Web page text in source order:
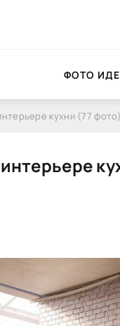
ФОТО
кухни (77 фото)